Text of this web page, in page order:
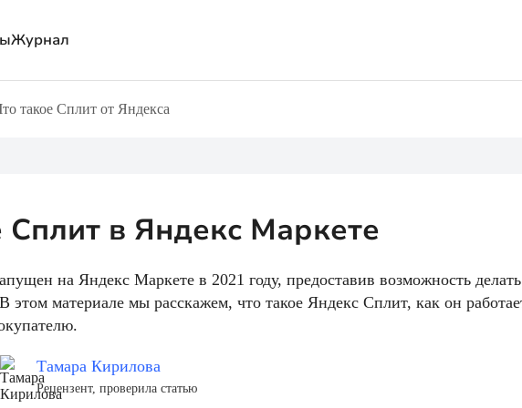
Все МФО
С большой кредитной нагрузкой
Журнал
Обзоры
такое Сплит от Яндекса
Сплит в Яндекс Маркете
на Яндекс Маркете в 2021 году, предоставив возможность
этом материале мы расскажем, что такое Яндекс Сплит, как он
Тамара Кирилова
Рецензент, проверила статью